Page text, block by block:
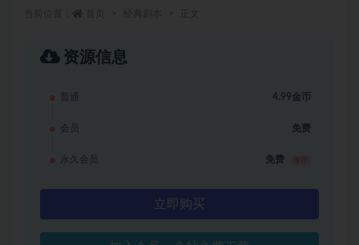
资源信息
普通 4.99金币
会员 免费
永久会员 免费
立即购买